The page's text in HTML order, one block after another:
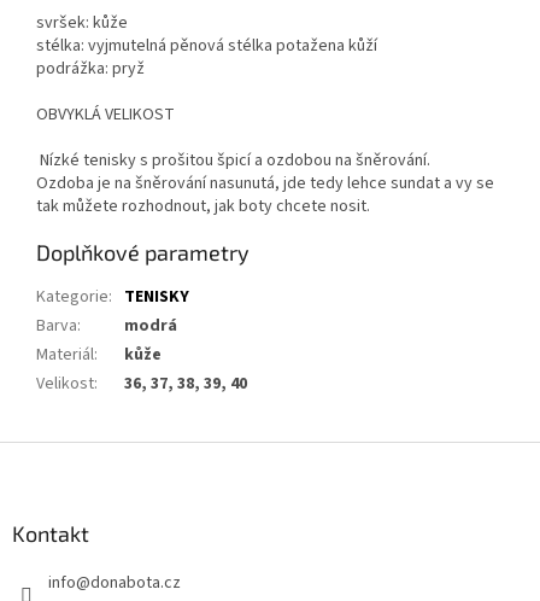
svršek: kůže
stélka: vyjmutelná pěnová stélka potažena kůží
podrážka: pryž
OBVYKLÁ VELIKOST
Nízké tenisky s prošitou špicí a ozdobou na šněrování.
Ozdoba je na šněrování nasunutá, jde tedy lehce sundat a vy se
tak můžete rozhodnout, jak boty chcete nosit.
Doplňkové parametry
Kategorie: TENISKY
Barva:
modrá
Materiál:
kůže
Velikost: 36, 37, 38, 39, 40
Kontakt
info@donabota.cz